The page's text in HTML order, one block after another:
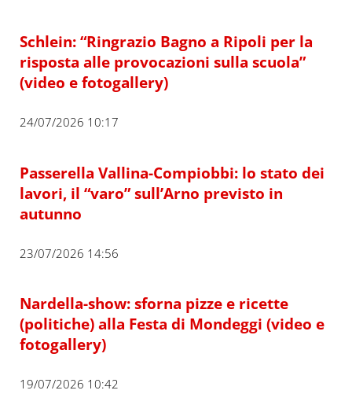
Schlein: “Ringrazio Bagno a Ripoli per la
risposta alle provocazioni sulla scuola”
(video e fotogallery)
24/07/2026 10:17
Passerella Vallina-Compiobbi: lo stato dei
lavori, il “varo” sull’Arno previsto in
autunno
23/07/2026 14:56
Nardella-show: sforna pizze e ricette
(politiche) alla Festa di Mondeggi (video e
fotogallery)
19/07/2026 10:42